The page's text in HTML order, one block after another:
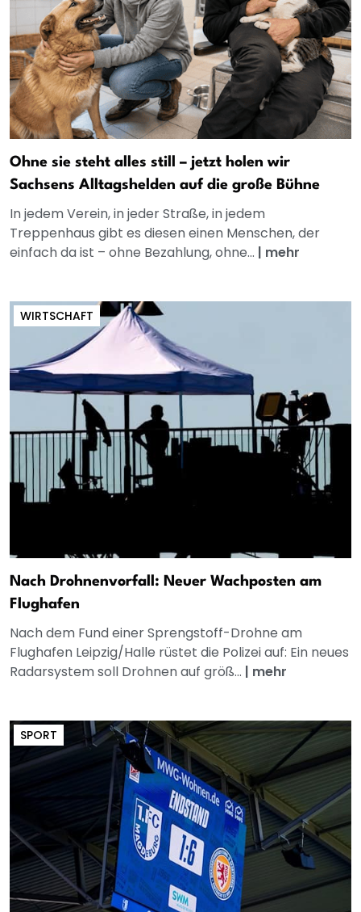
Ohne sie steht alles still – jetzt holen wir
Sachsens Alltagshelden auf die große Bühne
In jedem Verein, in jeder Straße, in jedem
Treppenhaus gibt es diesen einen Menschen, der
einfach da ist – ohne Bezahlung, ohne... | mehr
WIRTSCHAFT
Nach Drohnenvorfall: Neuer Wachposten am
Flughafen
Nach dem Fund einer Sprengstoff-Drohne am
Flughafen Leipzig/Halle rüstet die Polizei auf: Ein neues
Radarsystem soll Drohnen auf größ... | mehr
SPORT